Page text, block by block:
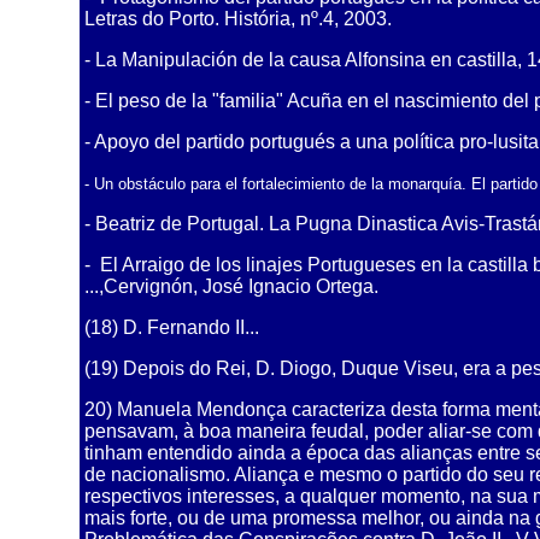
Letras do Porto. História, nº.4, 2003.
- La Manipulación de la causa Alfonsina en castilla,
- El peso de la "familia" Acuña en el nascimiento del
- Apoyo del partido portugués a una política pro-
- Un obstáculo para el fortalecimiento de la monarquía. El
- Beatriz de Portugal. La Pugna Dinastica Avis-
- El Arraigo de los linajes Portugueses en la castilla
...,Cervignón, José Ignacio Ortega.
(18) D. Fernando II...
(19) Depois do Rei, D. Diogo, Duque Viseu, era a
20) Manuela Mendonça caracteriza desta forma
pensavam, à boa maneira feudal, poder aliar-se
tinham entendido ainda a época das alianças entre
de nacionalismo. Aliança e mesmo o partido do seu
respectivos interesses, a qualquer momento, na
mais forte, ou de uma promessa melhor, ou ainda